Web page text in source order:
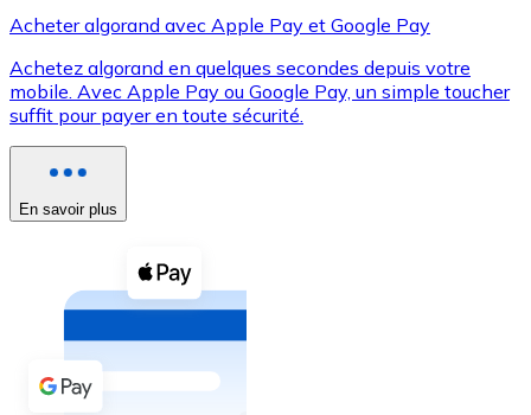
XRP
XRP
Voir toutes
Coupons crypto
Achetez des cryptomonnaies en espèces et d'autres
Acheter avec espèces
Virement SEPA
Acheter algorand avec Apple Pay et Google Pay
Achetez algorand en quelques secondes depuis votre
mobile. Avec Apple Pay ou Google Pay, un simple toucher
suffit pour payer en toute sécurité.
En savoir plus